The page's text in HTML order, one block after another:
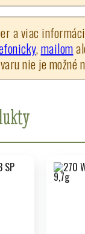
a viac
,mailom
nie je možné